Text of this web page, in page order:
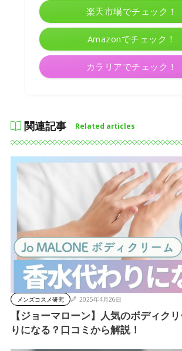
Amazonでチェック！
楽天市場でチェック！
カラリアでチェック！
関連記事 Related articles
メンズコスメ研究 2025年4月26日
【ジョーマローン】人気のボディク
りになる？口コミから解説！